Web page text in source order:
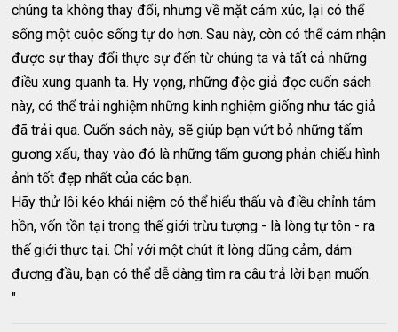
chúng ta không thay đổi, nhưng về mặt cảm xúc, lại có thể
sống một cuộc sống tự do hơn. Sau này, còn có thể cảm nhận
được sự thay đổi thực sự đến từ chúng ta và tất cả những
điều xung quanh ta. Hy vọng, những độc giả đọc cuốn sách
này, có thể trải nghiệm những kinh nghiệm giống như tác giả
đã trải qua. Cuốn sách này, sẽ giúp bạn vứt bỏ những tấm
gương xấu, thay vào đó là những tấm gương phản chiếu hình
ảnh tốt đẹp nhất của các bạn.
Hãy thử lôi kéo khái niệm có thể hiểu thấu và điều chỉnh tâm
hồn, vốn tồn tại trong thế giới trừu tượng - là lòng tự tôn - ra
thế giới thực tại. Chỉ với một chút ít lòng dũng cảm, dám
đương đầu, bạn có thể dễ dàng tìm ra câu trả lời bạn muốn.
"